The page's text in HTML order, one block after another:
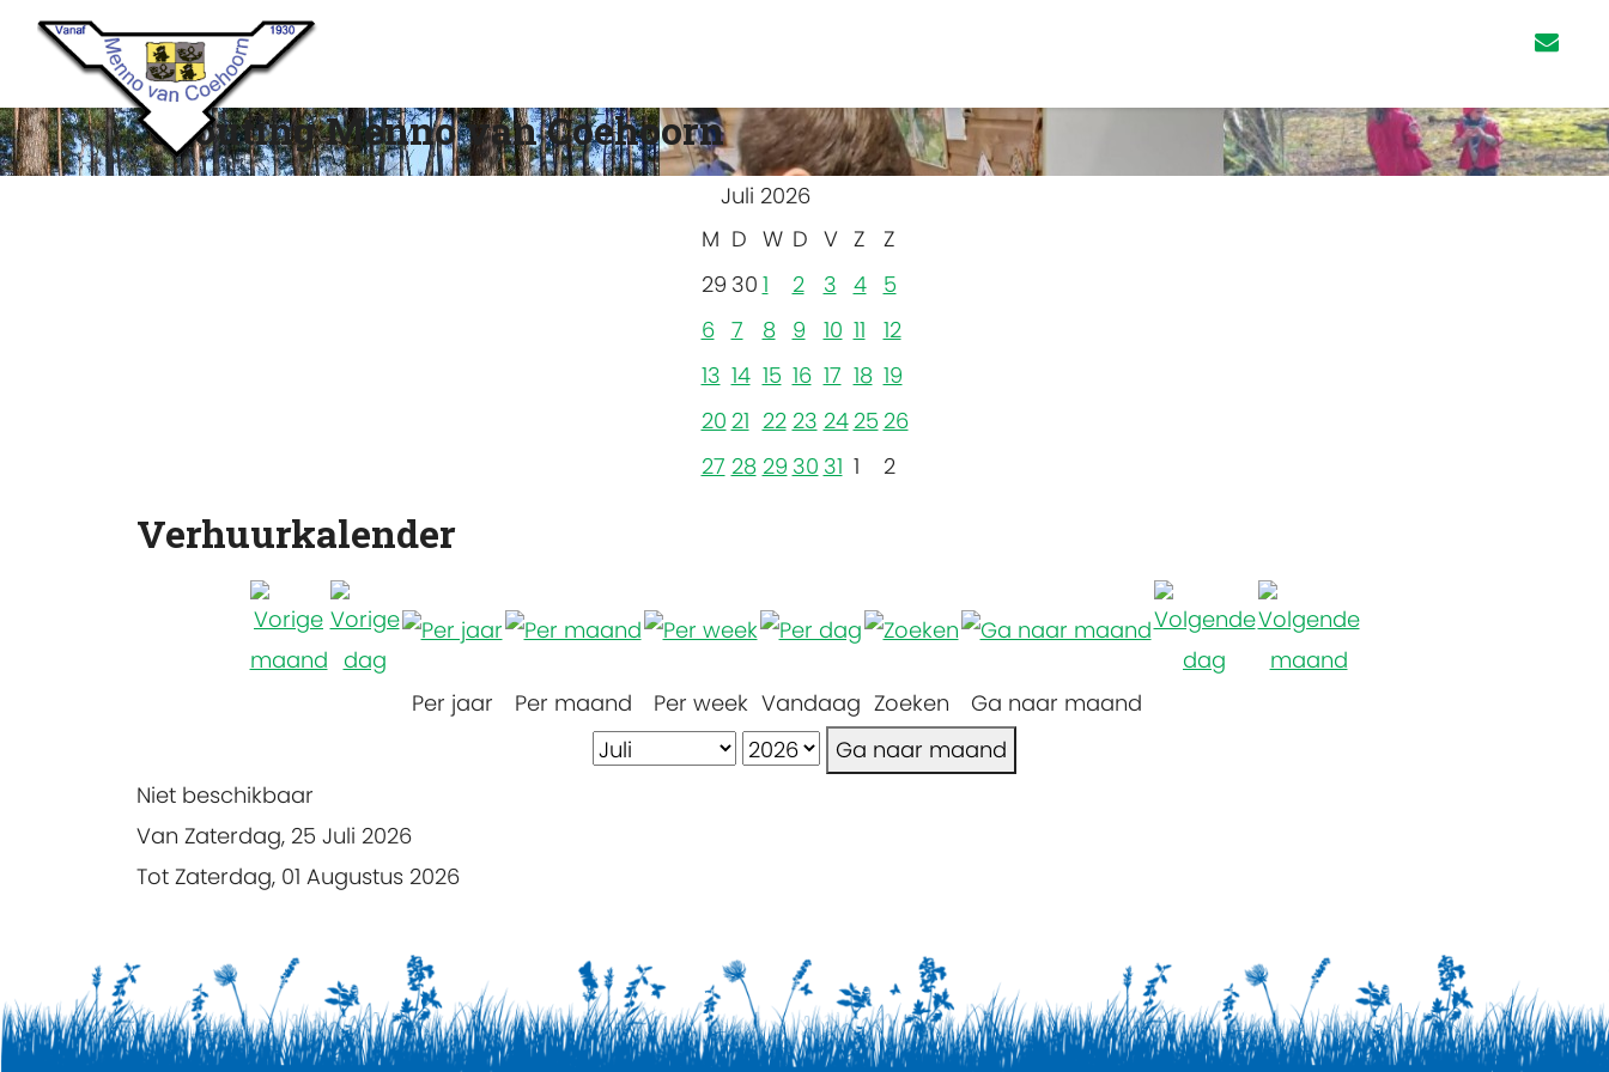
Scouting Menno van Coehoorn
Juli 2026
M D W D V Z
Z
29 30 1 2 3 4
5
6 7 8 9 10 11
12
13 14 15 16 17 18 19
20 21 22 23 24 25 26
27 28 29 30 31 1 2
Verhuurkalender
Per jaar Per maand Per week Vandaag Zoeken
Ga naar maand
Ga naar maand
Niet beschikbaar
Van Zaterdag, 25 Juli 2026
Tot Zaterdag, 01 Augustus 2026